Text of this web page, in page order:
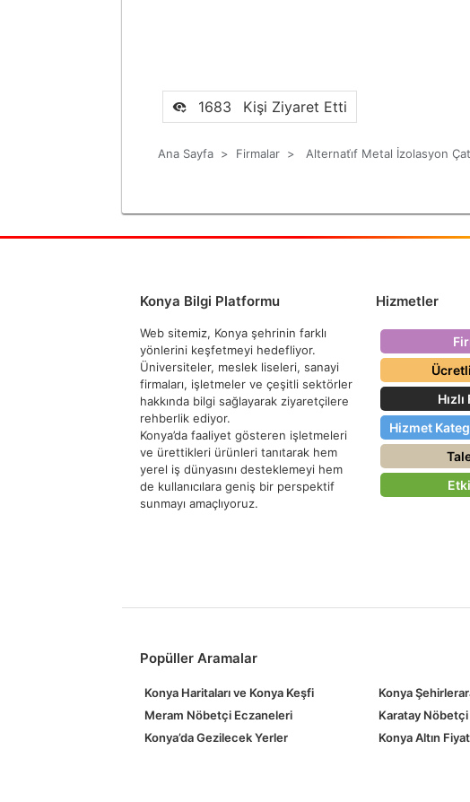
1683 Kişi Ziyaret Etti
Ana Sayfa > Firmalar > Alternati̇f Metal İzolasyon
Konya Bilgi Platformu
Web sitemiz, Konya şehrinin farklı
yönlerini keşfetmeyi hedefliyor.
Üniversiteler, meslek liseleri, sanayi
firmaları, işletmeler ve çeşitli sektörler
hakkında bilgi sağlayarak ziyaretçilere
rehberlik ediyor.
Konya’da faaliyet gösteren işletmeleri
ve ürettikleri ürünleri tanıtarak hem
yerel iş dünyasını desteklemeyi hem
de kullanıcılara geniş bir perspektif
sunmayı amaçlıyoruz.
Hizmetler
Hizmet
Popüller Aramalar
Konya Haritaları ve Konya Keşfi Konya
Meram Nöbetçi Eczaneleri
Karatay
Konya’da Gezilecek Yerler
Konya Altın